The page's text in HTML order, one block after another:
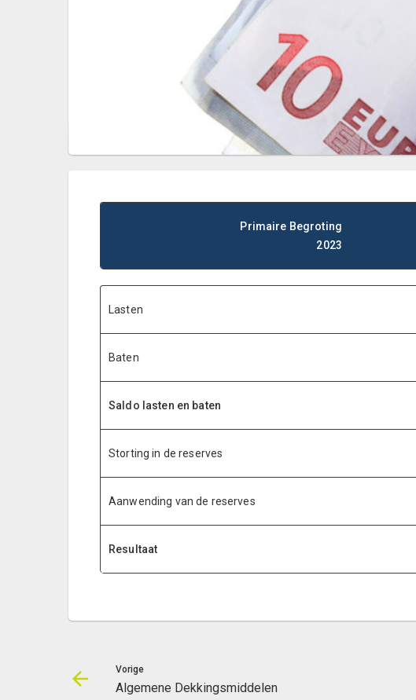
Primaire Begroting
2023
Lasten
Baten
Saldo lasten en baten
Storting in de reserves
Aanwending van de reserves
Resultaat
Vorige
Algemene Dekkingsmiddelen